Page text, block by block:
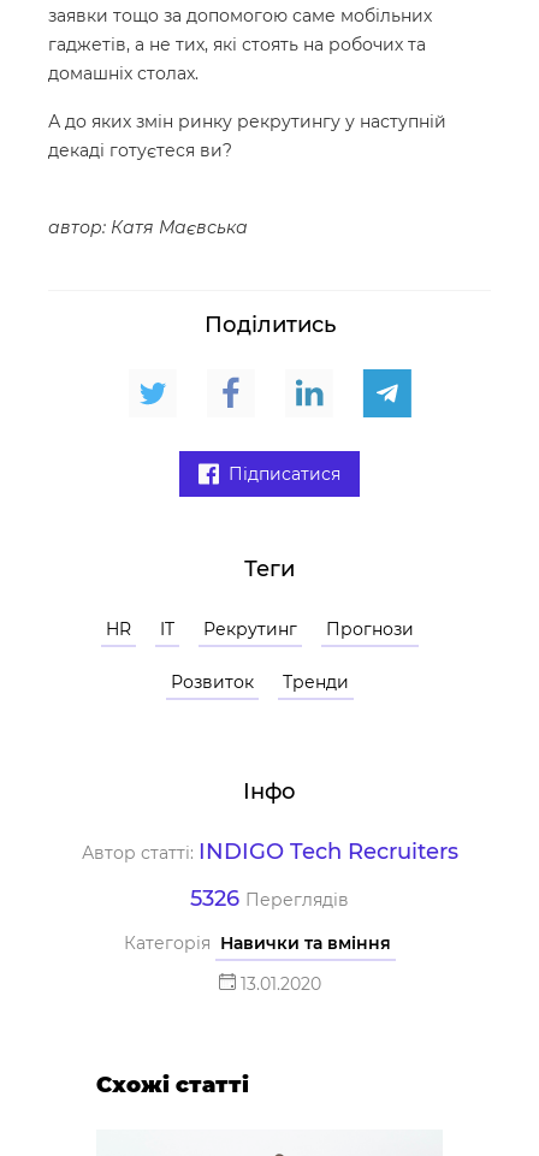
заявки тощо за допомогою саме мобільних
гаджетів, а не тих, які стоять на робочих та
домашніх столах.
А до яких змін ринку рекрутингу у наступній
декаді готуєтеся ви?
автор: Катя Маєвська
Поділитись
Підписатися
Теги
HR IT Рекрутинг Прогнози
Розвиток Тренди
Інфо
Автор статті: INDIGO Tech Recruiters
5326 Переглядів
Категорія Навички та вміння
13.01.2020
Схожі статті